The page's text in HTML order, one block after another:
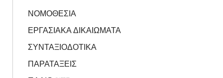
ΝΟΜΟΘΕΣΙΑ
ΕΡΓΑΣΙΑΚΑ ΔΙΚΑΙΩΜΑΤΑ
ΣΥΝΤΑΞΙΟΔΟΤΙΚΑ
ΠΑΡΑΤΑΞΕΙΣ